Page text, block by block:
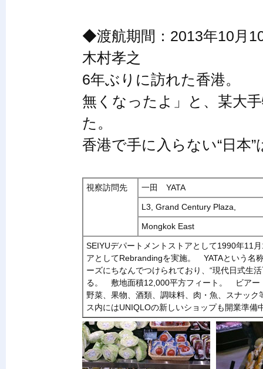
◆渡航期間：2013年10月
木村孝之
6年ぶりに訪れた香港。
無くなったよ」と、某大
た。
香港で手に入らない“日本
視察訪問先 一田 YATA
L3, Grand Century Plaza,
Mongkok East
SEIYUデパートメントストアとして1990年11
アとしてRebrandingを実施。 YATAという名
ーズにちなんでつけられており、“現代日式生
る。 敷地面積12,000平方フィート。 ビアー
野菜、果物、酒類、調味料、肉・魚、スナッ
ス内にはUNIQLOの新しいショップも開業準備